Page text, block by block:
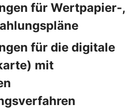
für Wertpapier-,
für die digitale
mit